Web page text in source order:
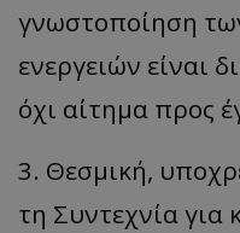
γνωστοποίηση
ενεργειών είναι
όχι αίτημα προς
3. Θεσμική,
τη Συντεχνία